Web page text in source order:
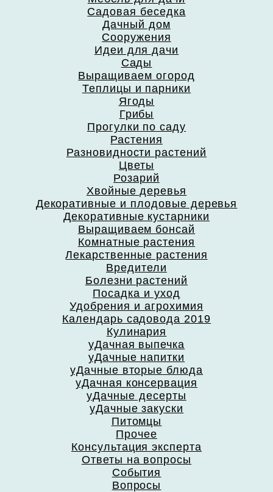
Садовая беседка
Дачный дом
Сооружения
Идеи для дачи
Сады
Выращиваем огород
Теплицы и парники
Ягоды
Грибы
Прогулки по саду
Растения
Разновидности растений
Цветы
Розарий
Хвойные деревья
Декоративные и плодовые деревья
Декоративные кустарники
Выращиваем бонсай
Комнатные растения
Лекарственные растения
Вредители
Болезни растений
Посадка и уход
Удобрения и агрохимия
Календарь садовода 2019
Кулинария
уДачная выпечка
уДачные напитки
уДачные вторые блюда
уДачная консервация
уДачные десерты
уДачные закуски
Питомцы
Прочее
Консультация эксперта
Ответы на вопросы
События
Вопросы